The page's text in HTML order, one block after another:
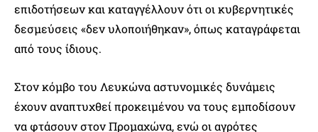
επιδοτήσεων και καταγγέλλουν ότι οι κυβερνητικές
δεσμεύσεις «δεν υλοποιήθηκαν», όπως καταγράφεται
από τους ίδιους.
Στον κόμβο του Λευκώνα αστυνομικές δυνάμεις
έχουν αναπτυχθεί προκειμένου να τους εμποδίσουν
να φτάσουν στον Προμαχώνα, ενώ οι αγρότες